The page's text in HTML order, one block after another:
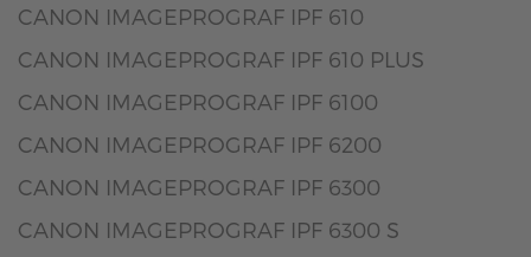
CANON IMAGEPROGRAF IPF 610
CANON IMAGEPROGRAF IPF 610 PLUS
CANON IMAGEPROGRAF IPF 6100
CANON IMAGEPROGRAF IPF 6200
CANON IMAGEPROGRAF IPF 6300
CANON IMAGEPROGRAF IPF 6300 S